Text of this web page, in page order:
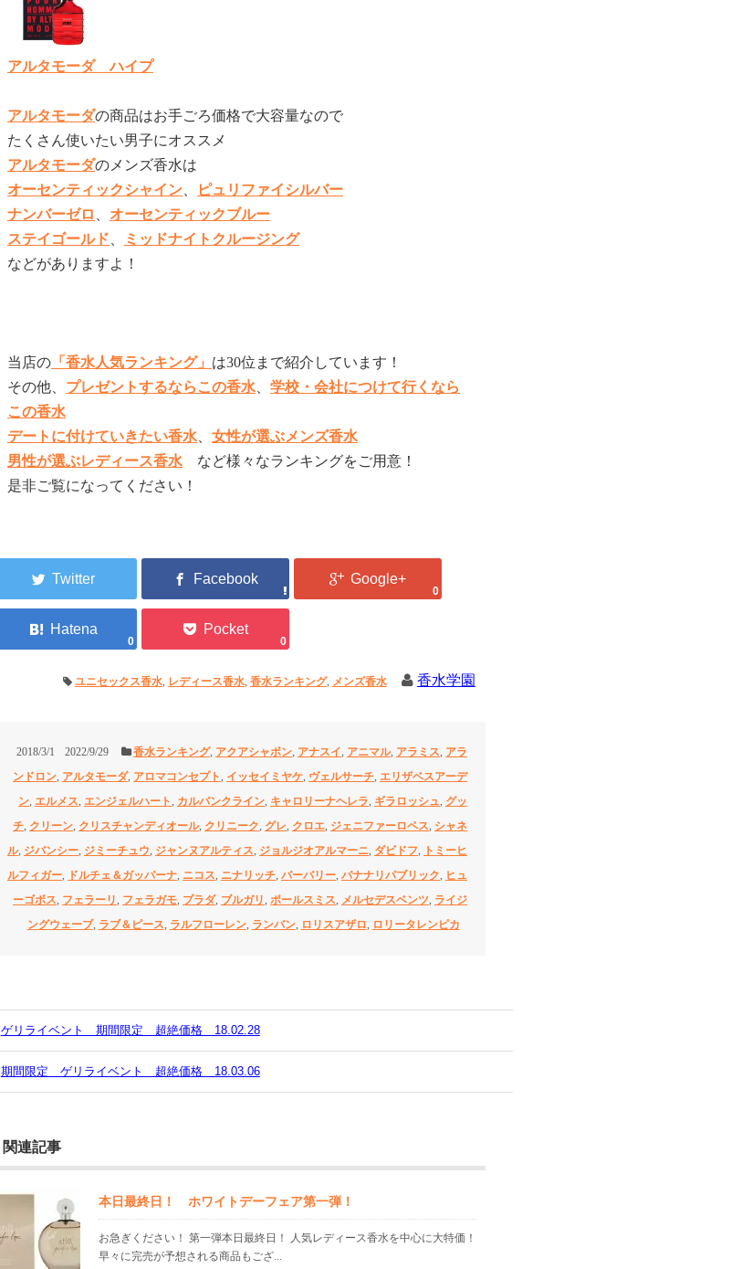
アルタモーダ ハイプ
アルタモーダの商品はお手ごろ価格で大容量なので
たくさん使いたい男子にオススメ
アルタモーダのメンズ香水は
オーセンティックシャイン
ピュリファイシルバー
ナンバーゼロ
オーセンティックブルー
ステイゴールド
ミッドナイトクルージング
などがありますよ！
当店の 「香水人気ランキング」 は30位まで紹介しています！
その他、 プレゼントするならこの香水
学校・会社につけて行くなら
この香水
デートに付けていきたい香水
女性が選ぶメンズ香水
男性が選ぶレディース香水 など様々なランキングをご用意！
是非ご覧になってください！
0
0 0
ユニセックス香水, レディース香水, 香水ランキング, メンズ香水 香水学園
2018/3/1 2022/9/29 香水ランキング, アクアシャボン, アナスイ, アニマル, アラミス, アラ
ンドロン, アルタモーダ, アロマコンセプト, イッセイミヤケ, ヴェルサーチ, エリザベスアーデ
ン, エルメス, エンジェルハート, カルバンクライン, キャロリーナヘレラ, ギラロッシュ, グッ
チ, クリーン, クリスチャンディオール, クリニーク, グレ, クロエ, ジェニファーロペス, シャネ
ル, ジバンシー, ジミーチュウ, ジャンヌアルティス, ジョルジオアルマーニ, ダビドフ,
トミーヒ
ルフィガー, ドルチェ＆ガッバーナ, ニコス, ニナリッチ, バーバリー, バナナリパブリック, ヒュ
ーゴボス, フェラーリ, フェラガモ, プラダ, ブルガリ, ポールスミス, メルセデスベンツ, ライジ
ングウェーブ, ラブ＆ピース, ラルフローレン, ランバン, ロリスアザロ, ロリータレンピカ
ゲリライベント 期間限定 超絶価格 18.02.28
期間限定 ゲリライベント 超絶価格 18.03.06
関連記事
本日最終日！ ホワイトデーフェア第一弾！
お急ぎください！ 第一弾本日最終日！ 人気レディース香水を中心に大特価！
早々に完売が予想される商品もござ...